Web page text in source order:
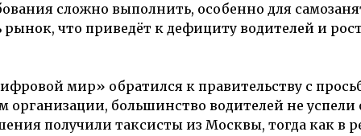
сложно выполнить, особенно для
что приведёт к дефициту водителей и
мир» обратился к правительству с
большинство водителей не
получили таксисты из Москвы, тогда как в